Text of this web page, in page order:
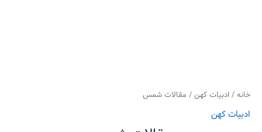
خانه/ ادبیات کهن/ مقالات شمس
ادبیات کهن